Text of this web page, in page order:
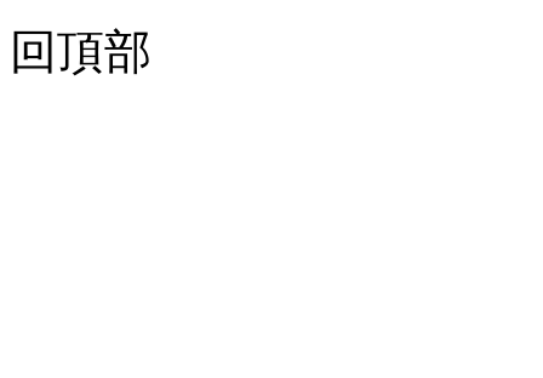
回頂部